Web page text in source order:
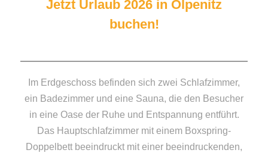
Jetzt Urlaub 2026 in Olpenitz
buchen!
Im Erdgeschoss befinden sich zwei Schlafzimmer,
ein Badezimmer und eine Sauna, die den Besucher
in eine Oase der Ruhe und Entspannung entführt.
Das Hauptschlafzimmer mit einem Boxspring-
Doppelbett beeindruckt mit einer beeindruckenden,